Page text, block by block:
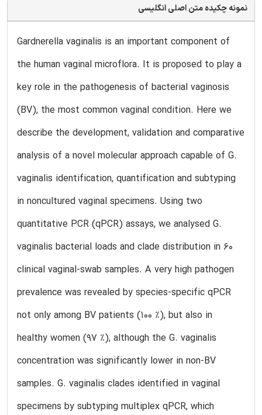
نمونه چکیده متن اصلی انگلیسی
Gardnerella vaginalis is an important component of
the human vaginal microflora. It is proposed to play a
key role in the pathogenesis of bacterial vaginosis
(BV), the most common vaginal condition. Here we
describe the development, validation and comparative
analysis of a novel molecular approach capable of G.
vaginalis identification, quantification and subtyping
in noncultured vaginal specimens. Using two
quantitative PCR (qPCR) assays, we analysed G.
vaginalis bacterial loads and clade distribution in 60
clinical vaginal-swab samples. A very high pathogen
prevalence was revealed by species-specific qPCR
not only among BV patients (100 %), but also in
healthy women (97 %), although the G. vaginalis
concentration was significantly lower in non-BV
samples. G. vaginalis clades identified in vaginal
specimens by subtyping multiplex qPCR, which